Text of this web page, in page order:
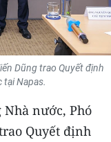
Dũng trao Quyết định
tại Napas.
Nhà nước, Phó
Quyết định